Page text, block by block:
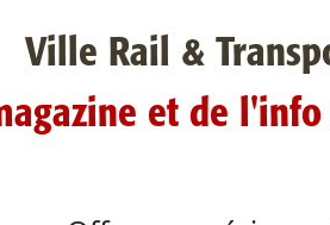
Ville Rail &
et de